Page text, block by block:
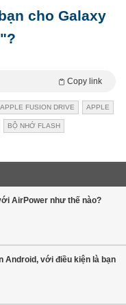
cho Galaxy
Copy link
APPLE FUSION DRIVE APPLE
BỘ NHỚ FLASH
AirPower như thế nào?
Android, với điều kiện là bạn